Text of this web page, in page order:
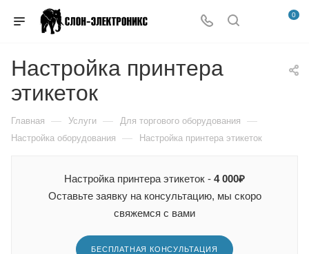
0
Настройка принтера
этикеток
Главная — Услуги — Для торгового оборудования —
Настройка оборудования — Настройка принтера этикеток
Настройка принтера этикеток - 4 000₽
Оставьте заявку на консультацию, мы скоро
свяжемся с вами
БЕСПЛАТНАЯ КОНСУЛЬТАЦИЯ